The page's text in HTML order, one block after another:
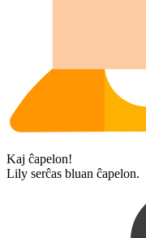
Kaj ĉapelon!
Lily serĉas bluan ĉapelon.